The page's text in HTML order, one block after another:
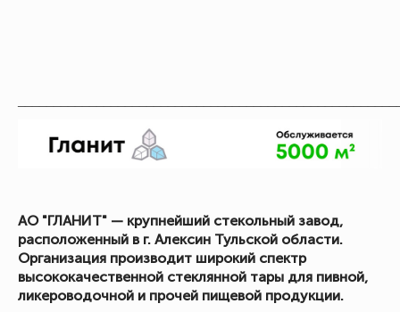
АО "ГЛАНИТ" — крупнейший стекольный завод,
расположенный в г. Алексин Тульской области.
Организация производит широкий спектр
высококачественной стеклянной тары для пивной,
ликероводочной и прочей пищевой продукции.